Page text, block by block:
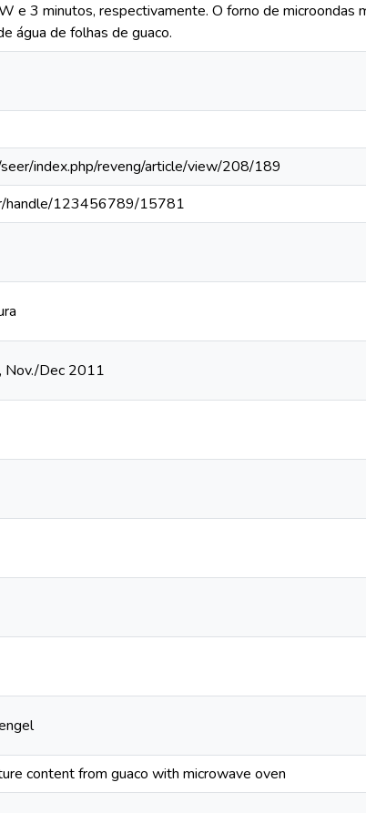
e 3 minutos, respectivamente. O forno de microondas
água de folhas de guaco.
index.php/reveng/article/view/208/189
handle/123456789/15781
Nov./Dec 2011
content from guaco with microwave oven